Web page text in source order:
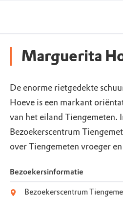
Marguerita
De enorme rietgedekte
Hoeve is een markant
van het eiland Tiengemeten.
Bezoekerscentrum
over Tiengemeten vroeger
Bezoekersinformatie
Bezoekerscentrum